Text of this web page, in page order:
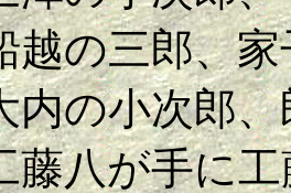
三郎、家
小次郎、
が手に工